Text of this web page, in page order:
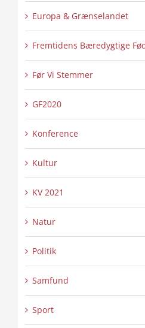
Europa & Grænselandet
Fremtidens Bæredygtige
Før Vi Stemmer
GF2020
Konference
Kultur
KV 2021
Natur
Politik
Samfund
Sport